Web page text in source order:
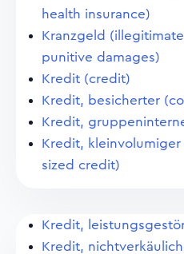
health insurance)
Kranzgeld
punitive damages)
Kredit (credit)
Kredit, besicherter
Kredit,
Kredit,
sized credit)
Kredit,
Kredit,